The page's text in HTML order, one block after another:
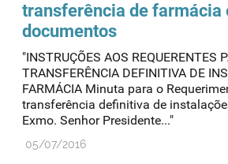
transferência de farmácia
documentos
"INSTRUÇÕES AOS REQUERENTES
TRANSFERÊNCIA DEFINITIVA DE
FARMÁCIA Minuta para o
transferência definitiva de
Exmo. Senhor Presidente..."
05/07/2016